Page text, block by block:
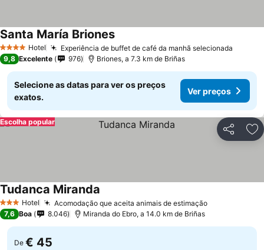
4 EstrelasHotel Experiência de buffet de café da manhã selecionada
Santa María Briones
9,8 Excelente 976 Briones, a 7.3 km de Briñas
Selecione as datas para ver os preços
exatos.
Ver preços
Partilhar
Escolha popular
3 EstrelasHotel Acomodação que aceita animais de estimação
Tudanca Miranda
7,6 Boa 8.046 Miranda do Ebro, a 14.0 km de Briñas
De € 45